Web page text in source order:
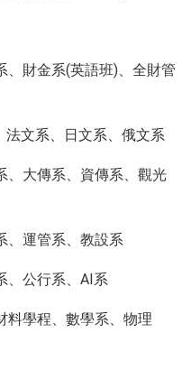
、財金系(英語班)、全財管
法文系、日文系、俄文系
、大傳系、資傳系、觀光
、運管系、教設系
、公行系、AI系
料學程、數學系、物理